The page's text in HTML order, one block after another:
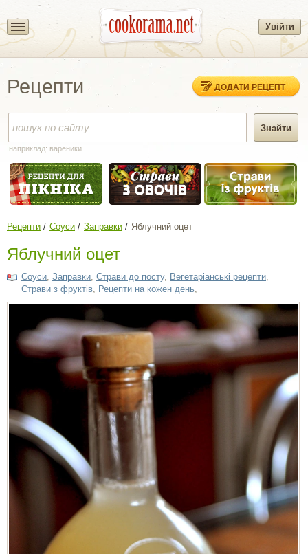
Увійти
Рецепти ДОДАТИ РЕЦЕПТ
наприклад: вареники
Рецепти Соуси Заправки Яблучний оцет
Яблучний оцет
Соуси Заправки Страви до посту, Вегетаріанські рецепти
Страви з фруктів Рецепти на кожен день